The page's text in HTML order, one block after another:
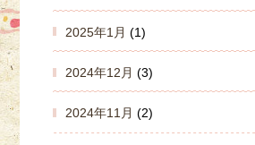
2025年1月 (1)
2024年12月 (3)
2024年11月 (2)